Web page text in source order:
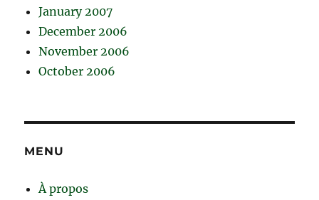
January 2007
December 2006
November 2006
October 2006
MENU
À propos